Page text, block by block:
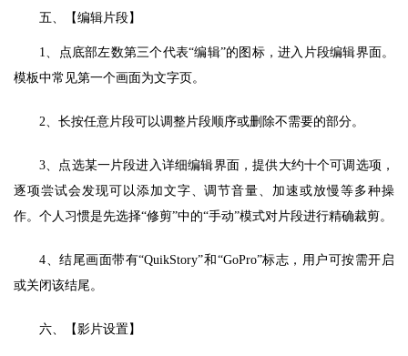
五、【编辑片段】
1、点底部左数第三个代表“编辑”的图标，进入片段编辑界面。
模板中常见第一个画面为文字页。
2、长按任意片段可以调整片段顺序或删除不需要的部分。
3、点选某一片段进入详细编辑界面，提供大约十个可调选项，
逐项尝试会发现可以添加文字、调节音量、加速或放慢等多种操
作。个人习惯是先选择“修剪”中的“手动”模式对片段进行精确裁剪。
4、结尾画面带有“QuikStory”和“GoPro”标志，用户可按需开启
或关闭该结尾。
六、【影片设置】